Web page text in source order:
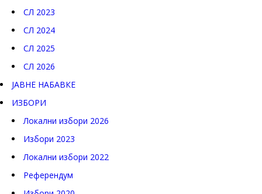
СЛ 2023
СЛ 2024
СЛ 2025
СЛ 2026
ЈАВНЕ НАБАВКЕ
ИЗБОРИ
Локални избори 2026
Избори 2023
Локални избори 2022
Референдум